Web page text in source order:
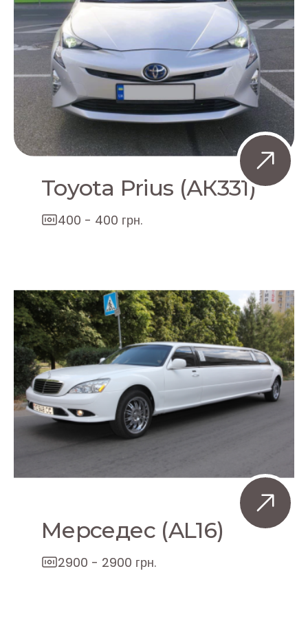
Toyota Prius (АК331)
400 - 400 грн.
Мерседес (AL16)
2900 - 2900 грн.